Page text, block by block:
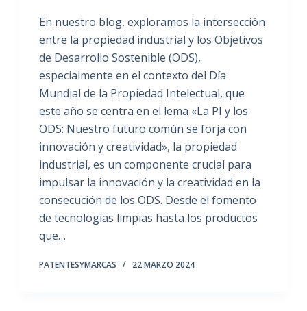
En nuestro blog, exploramos la intersección
entre la propiedad industrial y los Objetivos
de Desarrollo Sostenible (ODS),
especialmente en el contexto del Día
Mundial de la Propiedad Intelectual, que
este año se centra en el lema «La PI y los
ODS: Nuestro futuro común se forja con
innovación y creatividad», la propiedad
industrial, es un componente crucial para
impulsar la innovación y la creatividad en la
consecución de los ODS. Desde el fomento
de tecnologías limpias hasta los productos
que…
PATENTESYMARCAS 22 MARZO 2024